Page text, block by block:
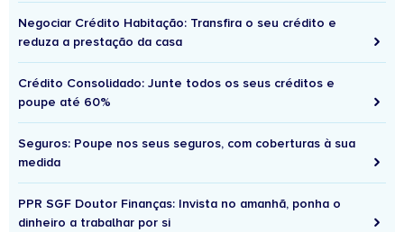
Negociar Crédito Habitação: Transfira o seu crédito e
reduza a prestação da casa
Crédito Consolidado: Junte todos os seus créditos e
poupe até 60%
Seguros: Poupe nos seus seguros, com coberturas à sua
medida
PPR SGF Doutor Finanças: Invista no amanhã, ponha o
dinheiro a trabalhar por si